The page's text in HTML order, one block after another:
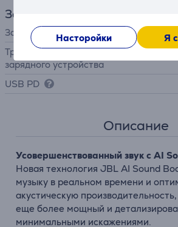
Насторойки Я
Зарядное устройство
Зарядное устройство
Требуемая мощность
зарядного устройства
USB PD
Описание
Усовершенствованный звук с AI
Новая технология JBL AI Sound
музыку в реальном времени и
акустическую
еще более мощный и
минимальными искажениями.